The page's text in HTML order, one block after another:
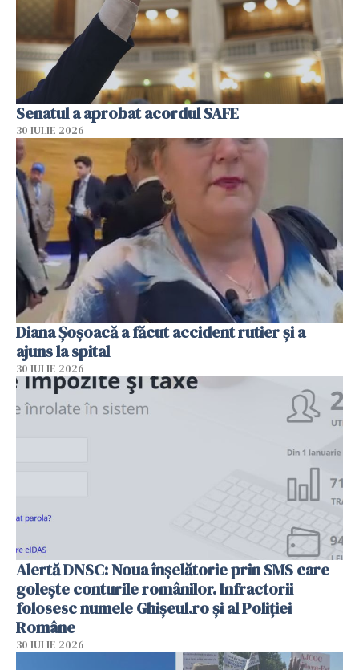
Senatul a aprobat acordul SAFE
30 IULIE 2026
Diana Șoșoacă a făcut accident rutier și a
ajuns la spital
30 IULIE 2026
Alertă DNSC: Noua înșelătorie prin SMS care
golește conturile românilor. Infractorii
folosesc numele Ghișeul.ro și al Poliției
Române
30 IULIE 2026